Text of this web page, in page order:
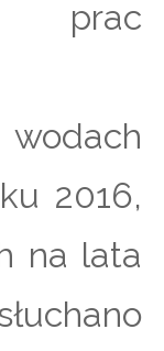
2016,
na lata